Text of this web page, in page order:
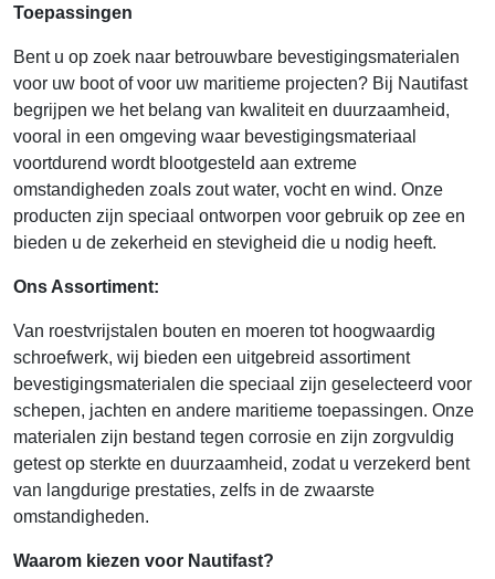
Toepassingen
Bent u op zoek naar betrouwbare bevestigingsmaterialen
voor uw boot of voor uw maritieme projecten? Bij Nautifast
begrijpen we het belang van kwaliteit en duurzaamheid,
vooral in een omgeving waar bevestigingsmateriaal
voortdurend wordt blootgesteld aan extreme
omstandigheden zoals zout water, vocht en wind. Onze
producten zijn speciaal ontworpen voor gebruik op zee en
bieden u de zekerheid en stevigheid die u nodig heeft.
Ons Assortiment:
Van roestvrijstalen bouten en moeren tot hoogwaardig
schroefwerk, wij bieden een uitgebreid assortiment
bevestigingsmaterialen die speciaal zijn geselecteerd voor
schepen, jachten en andere maritieme toepassingen. Onze
materialen zijn bestand tegen corrosie en zijn zorgvuldig
getest op sterkte en duurzaamheid, zodat u verzekerd bent
van langdurige prestaties, zelfs in de zwaarste
omstandigheden.
Waarom kiezen voor Nautifast?